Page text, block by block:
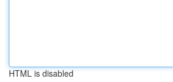
HTML is disabled